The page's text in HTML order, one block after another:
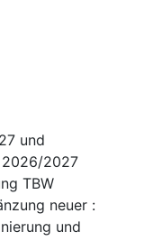
und
2026/2027
TBW
neuer :
und